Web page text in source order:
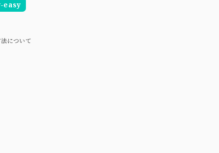
easy
について